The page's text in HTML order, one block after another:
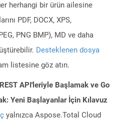
herhangi bir ürün ailesine
PDF, DOCX, XPS,
PNG BMP), MD ve daha
Desteklenen dosya
listesine göz atın.
API'leriyle Başlamak ve Go
Yeni Başlayanlar İçin Kılavuz
yalnızca Aspose.Total Cloud